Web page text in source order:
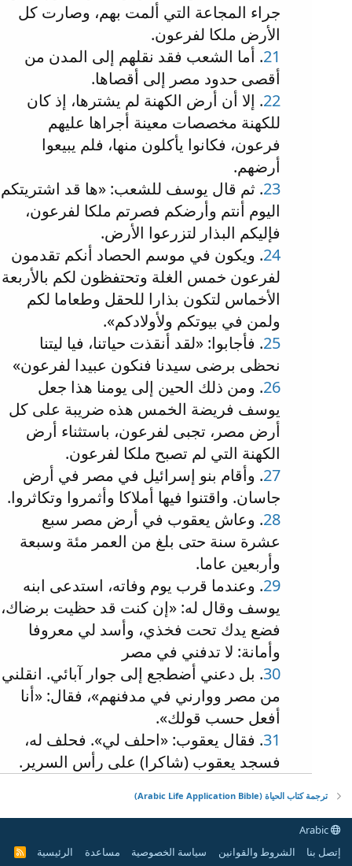
جراء المجاعة التي ألمت بهم، وصارت كل
الأرض ملكا لفرعون.
21. أما الشعب فقد نقلهم إلى المدن من
أقصى حدود مصر إلى أقصاها.
22. إلا أن أرض الكهنة لم يشترها، إذ كان
للكهنة مخصصات معينة أجراها عليهم
فرعون، فكانوا يأكلون منها، فلم يبيعوا
أرضهم.
23. ثم قال يوسف للشعب: «ها قد اشتريتكم
اليوم أنتم وأرضكم فصرتم ملكا لفرعون،
فإليكم البذار لتزرعوا الأرض.
24. ويكون في موسم الحصاد أنكم تقدمون
لفرعون خمس الغلة وتحتفظون لكم بالأربعة
الأخماس لتكون بذارا للحقل وطعاما لكم
ولمن في بيوتكم ولأولادكم».
25. فأجابوا: «لقد أنقذت حياتنا، فيا ليتنا
نحظى برضى سيدنا فنكون عبيدا لفرعون»
26. ومن ذلك الحين إلى يومنا هذا جعل
يوسف فريضة الخمس هذه ضريبة على كل
أرض مصر، تجبى لفرعون، باستثناء أرض
الكهنة التي لم تصبح ملكا لفرعون.
27. وأقام بنو إسرائيل في مصر في أرض
جاسان. واقتنوا فيها أملاكا وأثمروا وتكاثروا.
28. وعاش يعقوب في أرض مصر سبع
عشرة سنة حتى بلغ من العمر مئة وسبعة
وأربعين عاما.
29. وعندما قرب يوم وفاته، استدعى ابنه
يوسف وقال له: «إن كنت قد حظيت برضاك،
فضع يدك تحت فخذي، وأسد لي معروفا
وأمانة: لا تدفني في مصر
30. بل دعني أضطجع إلى جوار آبائي. انقلني
من مصر ووارني في مدفنهم»، فقال: «أنا
أفعل حسب قولك».
31. فقال يعقوب: «احلف لي». فحلف له،
فسجد يعقوب (شاكرا) على رأس السرير.
ترجمة كتاب الحياة (Arabic Life Application Bible)
إتصل بنا
الشروط والقوانين سياسة الخصوصية مساعدة الرئيسية
R